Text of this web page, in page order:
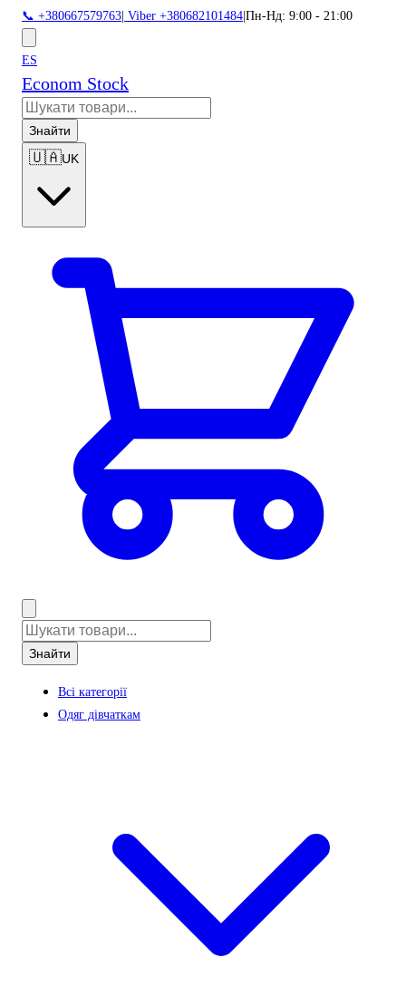
📞 +380667579763 Viber +380682101484 Пн-Нд: 9:00 - 21:00
ES
Econom Stock
Знайти
🇺🇦UK
Знайти
Всі категорії
Одяг дівчаткам